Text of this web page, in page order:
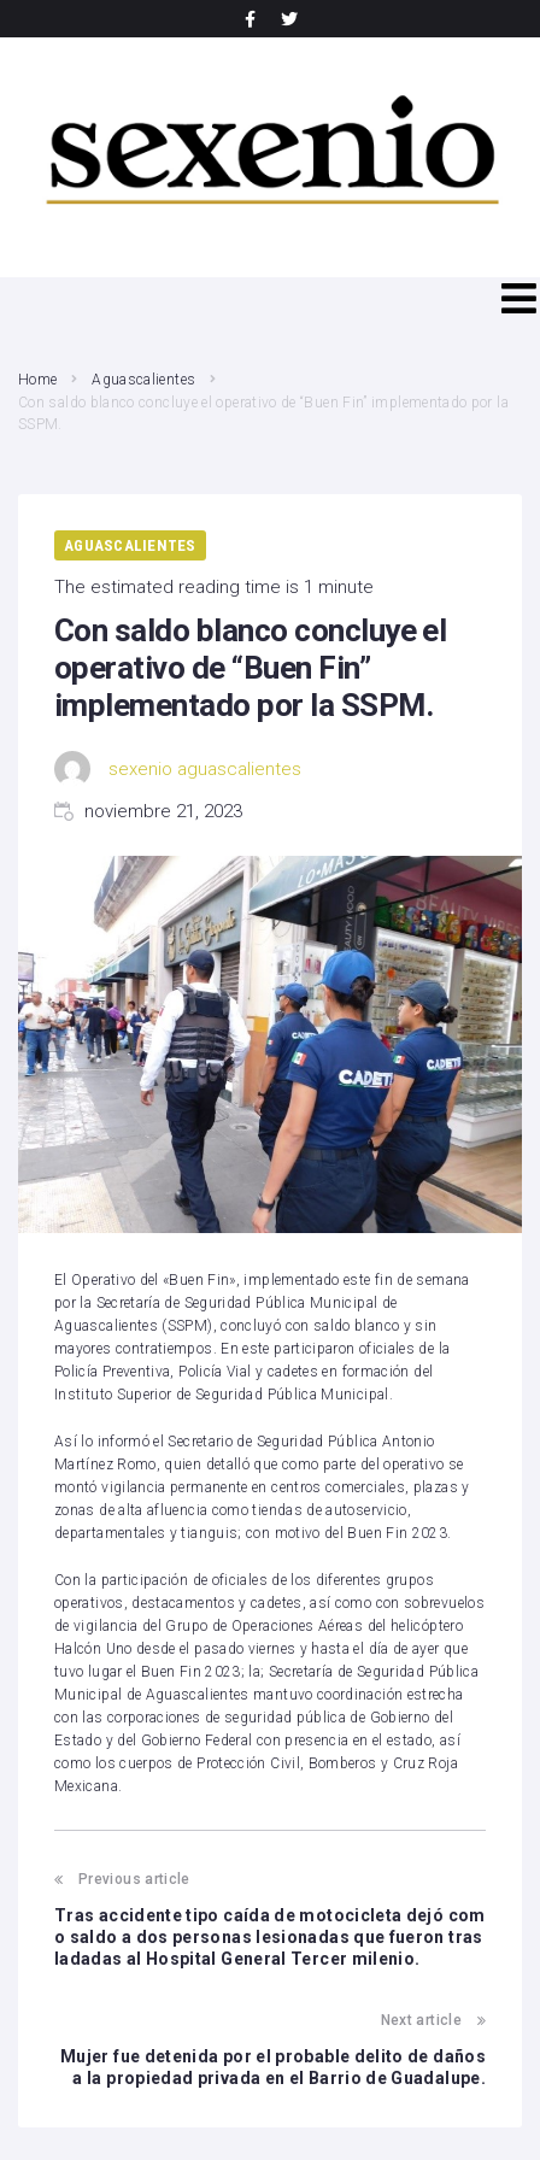
Home
Aguascalientes
Con saldo blanco concluye el operativo de “Buen Fin” implementado por la
SSPM.
AGUASCALIENTES
The estimated reading time is 1 minute
Con saldo blanco concluye el
operativo de “Buen Fin”
implementado por la SSPM.
sexenio aguascalientes
noviembre 21, 2023
El Operativo del «Buen Fin», implementado este fin de semana
por la Secretaría de Seguridad Pública Municipal de
Aguascalientes (SSPM), concluyó con saldo blanco y sin
mayores contratiempos. En este participaron oficiales de la
Policía Preventiva, Policía Vial y cadetes en formación del
Instituto Superior de Seguridad Pública Municipal.
Así lo informó el Secretario de Seguridad Pública Antonio
Martínez Romo, quien detalló que como parte del operativo se
montó vigilancia permanente en centros comerciales, plazas y
zonas de alta afluencia como tiendas de autoservicio,
departamentales y tianguis; con motivo del Buen Fin 2023.
Con la participación de oficiales de los diferentes grupos
operativos, destacamentos y cadetes, así como con sobrevuelos
de vigilancia del Grupo de Operaciones Aéreas del helicóptero
Halcón Uno desde el pasado viernes y hasta el día de ayer que
tuvo lugar el Buen Fin 2023; la; Secretaría de Seguridad Pública
Municipal de Aguascalientes mantuvo coordinación estrecha
con las corporaciones de seguridad pública de Gobierno del
Estado y del Gobierno Federal con presencia en el estado, así
como los cuerpos de Protección Civil, Bomberos y Cruz Roja
Mexicana.
Previous article
Tras accidente tipo caída de motocicleta dejó com
o saldo a dos personas lesionadas que fueron tras
ladadas al Hospital General Tercer milenio.
Next article
Mujer fue detenida por el probable delito de daños
a la propiedad privada en el Barrio de Guadalupe.
SEARCH THIS WEBSITE